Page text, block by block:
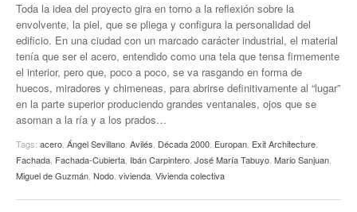
Toda la idea del proyecto gira en torno a la reflexión sobre la
envolvente, la piel, que se pliega y configura la personalidad del
edificio. En una ciudad con un marcado carácter industrial, el material
tenía que ser el acero, entendido como una tela que tensa firmemente
el interior, pero que, poco a poco, se va rasgando en forma de
huecos, miradores y chimeneas, para abrirse definitivamente al “lugar”
en la parte superior produciendo grandes ventanales, ojos que se
asoman a la ría y a los prados…
Tags: acero, Ángel Sevillano, Avilés, Década 2000, Europan, Exit Architecture,
Fachada, Fachada-Cubierta, Ibán Carpintero, José María Tabuyo, Mario Sanjuan,
Miguel de Guzmán, Nodo, vivienda, Vivienda colectiva